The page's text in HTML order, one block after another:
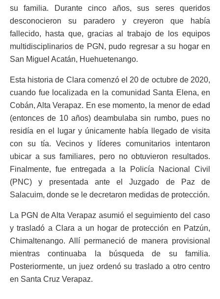
su familia. Durante cinco años, sus seres queridos
desconocieron su paradero y creyeron que había
fallecido, hasta que, gracias al trabajo de los equipos
multidisciplinarios de PGN, pudo regresar a su hogar en
San Miguel Acatán, Huehuetenango.
Esta historia de Clara comenzó el 20 de octubre de 2020,
cuando fue localizada en la comunidad Santa Elena, en
Cobán, Alta Verapaz. En ese momento, la menor de edad
(entonces de 10 años) deambulaba sin rumbo, pues no
residía en el lugar y únicamente había llegado de visita
con su tía. Vecinos y líderes comunitarios intentaron
ubicar a sus familiares, pero no obtuvieron resultados.
Finalmente, fue entregada a la Policía Nacional Civil
(PNC) y presentada ante el Juzgado de Paz de
Salacuim, donde se le decretaron medidas de protección.
La PGN de Alta Verapaz asumió el seguimiento del caso
y trasladó a Clara a un hogar de protección en Patzún,
Chimaltenango. Allí permaneció de manera provisional
mientras continuaba la búsqueda de su familia.
Posteriormente, un juez ordenó su traslado a otro centro
en Santa Cruz Verapaz.